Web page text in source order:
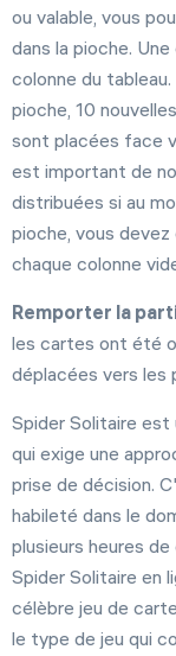
ou valable, vous
dans la pioche.
colonne du
pioche, 10
sont placées face
est important de
distribuées si au
pioche, vous
chaque colonne
Remporter la
les cartes ont été
déplacées vers les
Spider Solitaire
qui exige une
prise de décision.
habileté dans le
plusieurs heures
Spider Solitaire en
célèbre jeu de
le type de jeu qui